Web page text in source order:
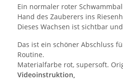
Ein normaler roter
Hand des Zauberers ins
Dieses Wachsen ist sichtbar
Das ist ein schöner Abschluss
Routine.
Materialfarbe rot, supersoft.
Videoinstruktion,